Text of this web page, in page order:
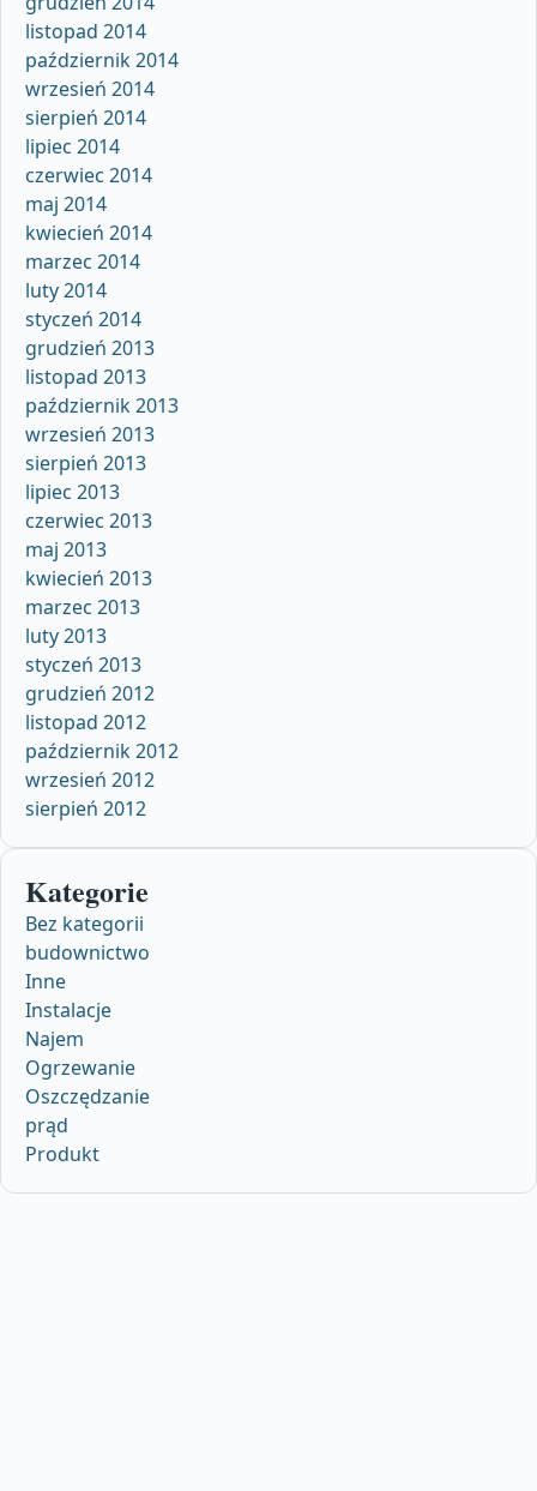
listopad 2014
październik 2014
wrzesień 2014
sierpień 2014
lipiec 2014
czerwiec 2014
maj 2014
kwiecień 2014
marzec 2014
luty 2014
styczeń 2014
grudzień 2013
listopad 2013
październik 2013
wrzesień 2013
sierpień 2013
lipiec 2013
czerwiec 2013
maj 2013
kwiecień 2013
marzec 2013
luty 2013
styczeń 2013
grudzień 2012
listopad 2012
październik 2012
wrzesień 2012
sierpień 2012
Kategorie
Bez kategorii
budownictwo
Inne
Instalacje
Najem
Ogrzewanie
Oszczędzanie
prąd
Produkt